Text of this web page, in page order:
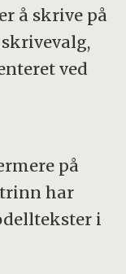
å skrive på
ved
på
trinn har
i